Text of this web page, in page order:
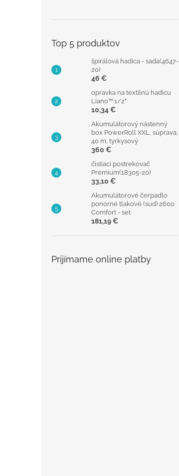
Top 5 produktov
špirálová hadica - sada(4647-
20)
46 €
opravka na textilnú hadicu
Liano™ 1/2"
10,34 €
Akumulátorový nástenný
box PowerRoll XXL, súprava,
40 m, tyrkysový
360 €
čistiaci postrekovač
Premium(18305-20)
33,10 €
Akumulátorové čerpadlo
ponorné tlakové (sud) 2600
Comfort - set
181,19 €
Prijímame online platby